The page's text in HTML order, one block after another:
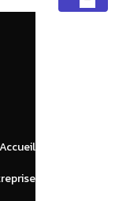
Accueil